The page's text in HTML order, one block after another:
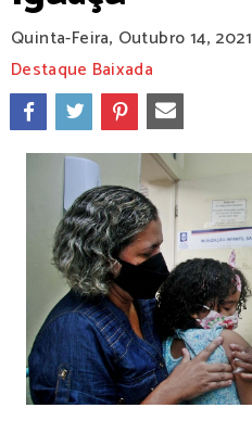
Quinta-Feira, Outubro 14, 2021
Destaque Baixada